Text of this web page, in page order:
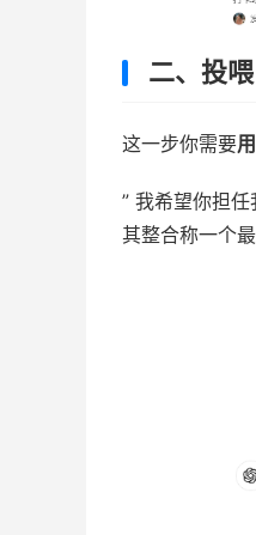
二、投喂
这一步你需要
” 我希望你担
其整合称一个